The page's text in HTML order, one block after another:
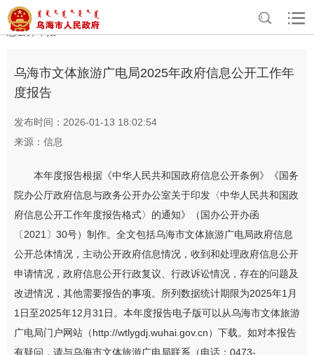
首页>政务公开 > 政府信息公开
部门政府信
息公开年报
乌海市文体旅游广电局2025年政府信息公开工作年
度报告
发布时间：2026-01-13 18:02:54
来源：信息
本年度报告根据《中华人民共和国政府信息公开条例》《国务
院办公厅政府信息与政务公开办公室关于印发〈中华人民共和国政
府信息公开工作年度报告格式〉的通知》（国办公开办函
〔2021〕30号）制作。全文包括乌海市文体旅游广电局政府信息
公开总体情况，主动公开政府信息情况，收到和处理政府信息公开
申请情况，政府信息公开行政复议、行政诉讼情况，存在的问题及
改进情况，其他需要报告的事项。所列数据统计期限为2025年1月
1日至2025年12月31日。本年度报告电子版可以从乌海市文体旅游
广电局门户网站（http://wtlygdj.wuhai.gov.cn）下载。如对本报告
有疑问，请与乌海市文体旅游广电局联系（电话：0473-